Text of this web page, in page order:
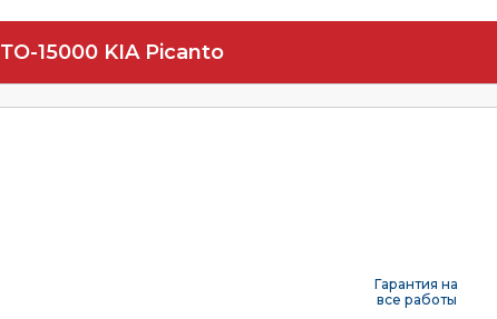
ТО-15000 KIA Picanto
Гарантия на
все работы